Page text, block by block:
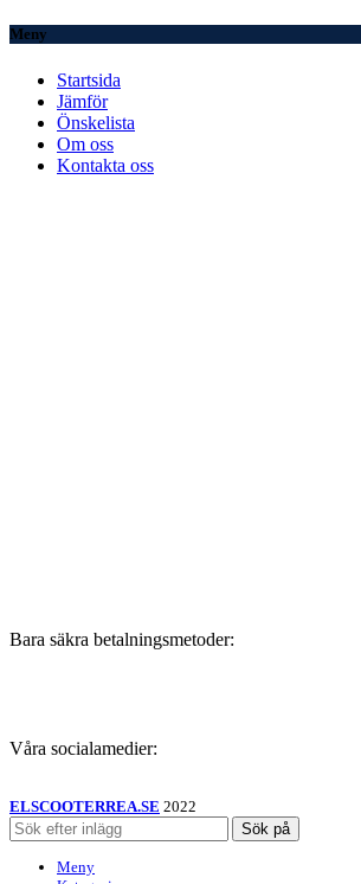
Meny
Startsida
Jämför
Önskelista
Om oss
Kontakta oss
Bara säkra betalningsmetoder:
Våra socialamedier:
ELSCOOTERREA.SE 2022
Sök på
Meny